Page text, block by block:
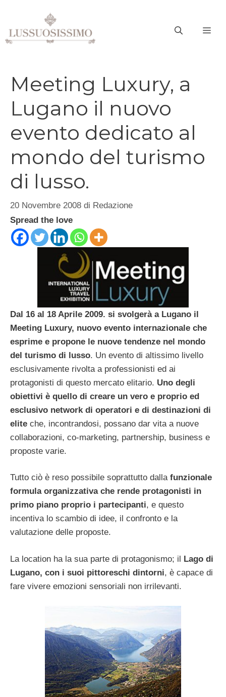
contenuto
Meeting Luxury, a
Lugano il nuovo
evento dedicato al
mondo del turismo
di lusso.
20 Novembre 2008 di Redazione
Spread the love
Dal 16 al 18 Aprile 2009. si svolgerà a Lugano il
Meeting Luxury, nuovo evento internazionale che
esprime e propone le nuove tendenze nel mondo
del turismo di lusso. Un evento di altissimo livello
esclusivamente rivolta a professionisti ed ai
protagonisti di questo mercato elitario. Uno degli
obiettivi è quello di creare un vero e proprio ed
esclusivo network di operatori e di destinazioni di
elite che, incontrandosi, possano dar vita a nuove
collaborazioni, co-marketing, partnership, business e
proposte varie.
Tutto ciò è reso possibile soprattutto dalla funzionale
formula organizzativa che rende protagonisti in
primo piano proprio i partecipanti, e questo
incentiva lo scambio di idee, il confronto e la
valutazione delle proposte.
La location ha la sua parte di protagonismo; il Lago di
Lugano, con i suoi pittoreschi dintorni, è capace di
fare vivere emozioni sensoriali non irrilevanti.